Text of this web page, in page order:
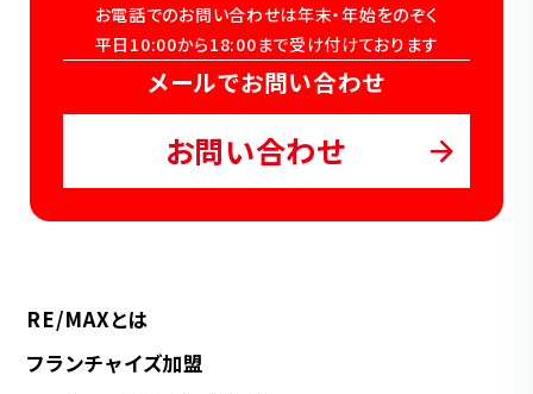
お電話でのお問い合わせは年末・年始をのぞく
平日10:00から18:00まで受け付けております
メールでお問い合わせ
お問い合わせ
RE/MAXとは
フランチャイズ加盟